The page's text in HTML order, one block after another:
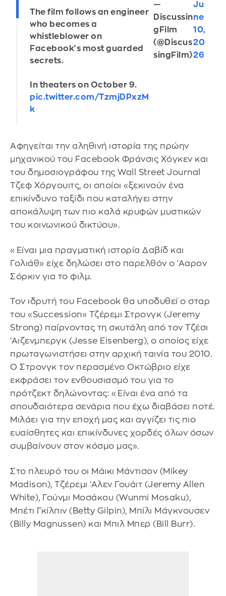
The film follows an engineer
who becomes a
whistleblower on
Facebook's most guarded
secrets.
In theaters on October 9.
pic.twitter.com/TzmjDPxzM
k
—
Discussin
gFilm
(@Discus
singFilm)
Ju
ne
10,
20
26
Αφηγείται την αληθινή ιστορία της πρώην
μηχανικού του Facebook Φράνσις Χόγκεν και
του δημοσιογράφου της Wall Street Journal
Τζεφ Χόργουιτς, οι οποίοι «ξεκινούν ένα
επικίνδυνο ταξίδι που καταλήγει στην
αποκάλυψη των πιο καλά κρυφών μυστικών
του κοινωνικού δικτύου».
«Είναι μια πραγματική ιστορία Δαβίδ και
Γολιάθ» είχε δηλώσει στο παρελθόν ο 'Ααρον
Σόρκιν για το φιλμ.
Τον ιδρυτή του Facebook θα υποδυθεί ο σταρ
του «Succession» Τζέρεμι Στρονγκ (Jeremy
Strong) παίρνοντας τη σκυτάλη από τον Τζέσι
'Αιζενμπεργκ (Jesse Eisenberg), ο οποίος είχε
πρωταγωνιστήσει στην αρχική ταινία του 2010.
Ο Στρονγκ τον περασμένο Οκτώβριο είχε
εκφράσει τον ενθουσιασμό του για το
πρότζεκτ δηλώνοντας: «Είναι ένα από τα
σπουδαιότερα σενάρια που έχω διαβάσει ποτέ.
Μιλάει για την εποχή μας και αγγίζει τις πιο
ευαίσθητες και επικίνδυνες χορδές όλων όσων
συμβαίνουν στον κόσμο μας».
Στο πλευρό του οι Μάικι Μάντισον (Mikey
Madison), Τζέρεμι 'Αλεν Γουάιτ (Jeremy Allen
White), Γούνμι Μοσάκου (Wunmi Mosaku),
Μπέτι Γκίλπιν (Betty Gilpin), Μπίλι Μάγκνουσεν
(Billy Magnussen) και Μπιλ Μπερ (Bill Burr).